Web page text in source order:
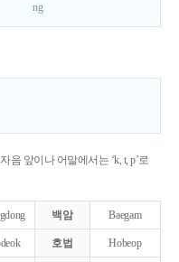
ng
음 앞이나 어말에서는 ‘k, t, p’로
백암 Baegam
호법 Hobeop